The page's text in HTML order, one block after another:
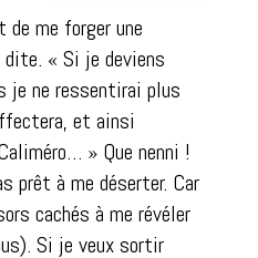
me forger une
« Si je deviens
je ne ressentirai plus
et ainsi
» Que nenni !
prêt à me déserter. Car
cachés à me révéler
Si je veux sortir